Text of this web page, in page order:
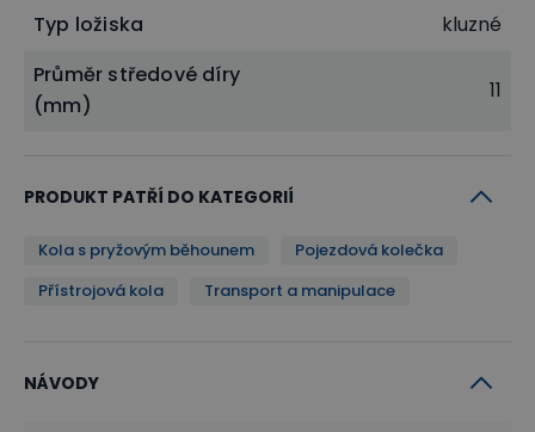
Typ ložiska
kluzné
Průměr středové díry
(mm)
11
PRODUKT PATŘÍ DO KATEGORIÍ
Kola s pryžovým běhounem
Pojezdová kolečka
Přístrojová kola
Transport a manipulace
NÁVODY